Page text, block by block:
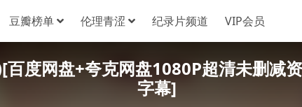
豆瓣榜单 伦理青涩 纪录片频道 VIP会员
度网盘+夸克网盘1080P超清未删减
字幕]